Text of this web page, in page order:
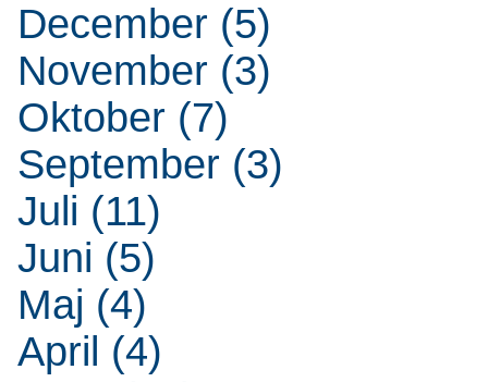
December (5)
November (3)
Oktober (7)
September (3)
Juli (11)
Juni (5)
Maj (4)
April (4)